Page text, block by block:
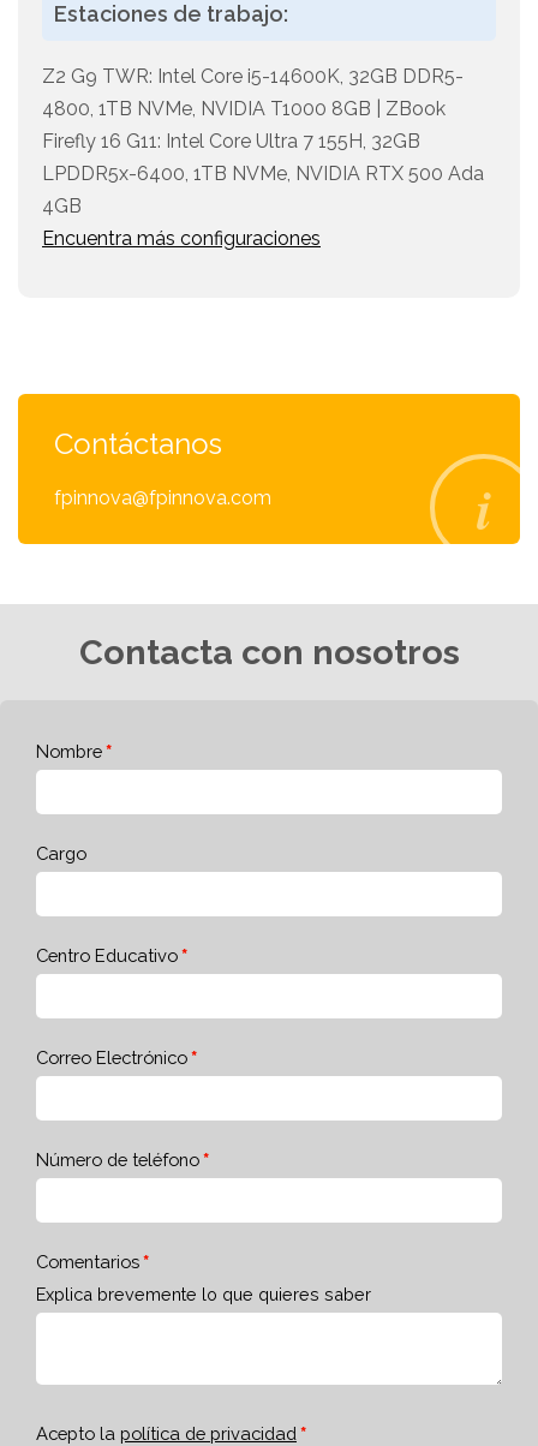
Estaciones de trabajo:
Z2 G9 TWR: Intel Core i5-14600K, 32GB DDR5-
4800, 1TB NVMe, NVIDIA T1000 8GB | ZBook
Firefly 16 G11: Intel Core Ultra 7 155H, 32GB
LPDDR5x-6400, 1TB NVMe, NVIDIA RTX 500 Ada
4GB
Encuentra más configuraciones
Contáctanos
fpinnova@fpinnova.com
Contacta con nosotros
Nombre
Cargo
Centro Educativo
Correo Electrónico
Número de teléfono
Comentarios
Explica brevemente lo que quieres saber
Acepto la política de privacidad